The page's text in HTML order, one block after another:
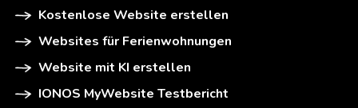
Kostenlose Website erstellen
Websites für Ferienwohnungen
Website mit KI erstellen
IONOS MyWebsite Testbericht